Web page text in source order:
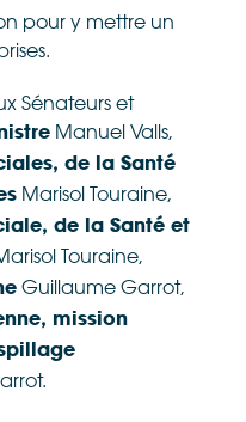
pour y mettre un
Sénateurs et
Manuel Valls,
de la Santé
Marisol Touraine,
de la Santé et
Touraine,
Guillaume Garrot,
mission